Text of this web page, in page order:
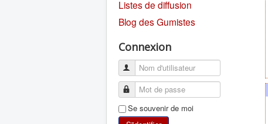
Listes de diffusion
Blog des Gumistes
Connexion
Se souvenir de moi